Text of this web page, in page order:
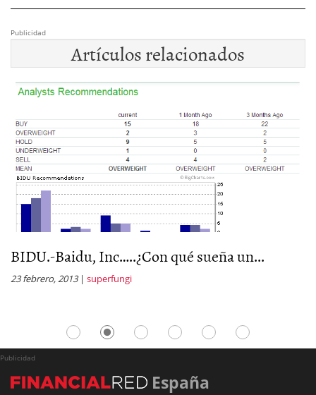
Publicidad
Artículos relacionados
BIDU.-Baidu, Inc…..¿Con qué sueña un...
23 febrero, 2013| superfungi
Publicidad
España